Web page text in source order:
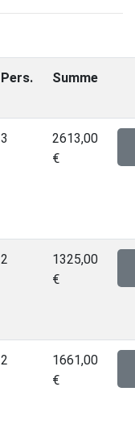
Pers. Summe
3
2613,00
€
2
1325,00
€
2
1661,00
€